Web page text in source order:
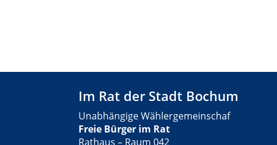
Im Rat der Stadt Bochum
Unabhängige Wählergemeinschaf
Freie Bürger im Rat
Rathaus – Raum 042